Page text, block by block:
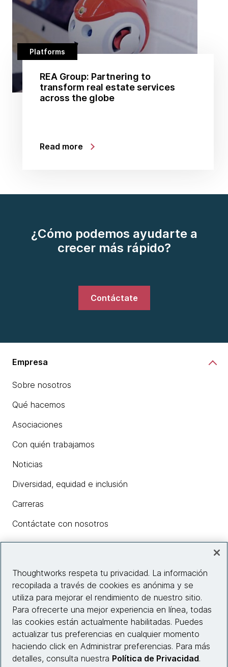
Platforms
REA Group: Partnering to
transform real estate services
across the globe
Read more
¿Cómo podemos ayudarte a
crecer más rápido?
Contáctate
Empresa
Sobre nosotros
Qué hacemos
Asociaciones
Con quién trabajamos
Noticias
Diversidad, equidad e inclusión
Carreras
Contáctate con nosotros
Información del sitio web
Conecta con nosotros
Thoughtworks respeta tu privacidad. La información
recopilada a través de cookies es anónima y se
utiliza para mejorar el rendimiento de nuestro sitio.
Para ofrecerte una mejor experiencia en línea, todas
las cookies están actualmente habilitadas. Puedes
actualizar tus preferencias en cualquier momento
haciendo click en Administrar preferencias. Para más
detalles, consulta nuestra Política de Privacidad.